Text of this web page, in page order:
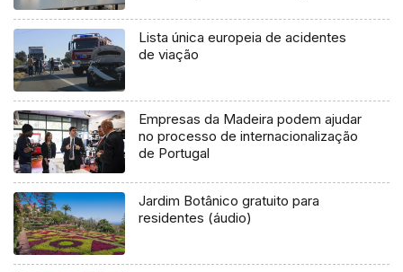
Lista única europeia de acidentes
de viação
Empresas da Madeira podem ajudar
no processo de internacionalização
de Portugal
Jardim Botânico gratuito para
residentes (áudio)